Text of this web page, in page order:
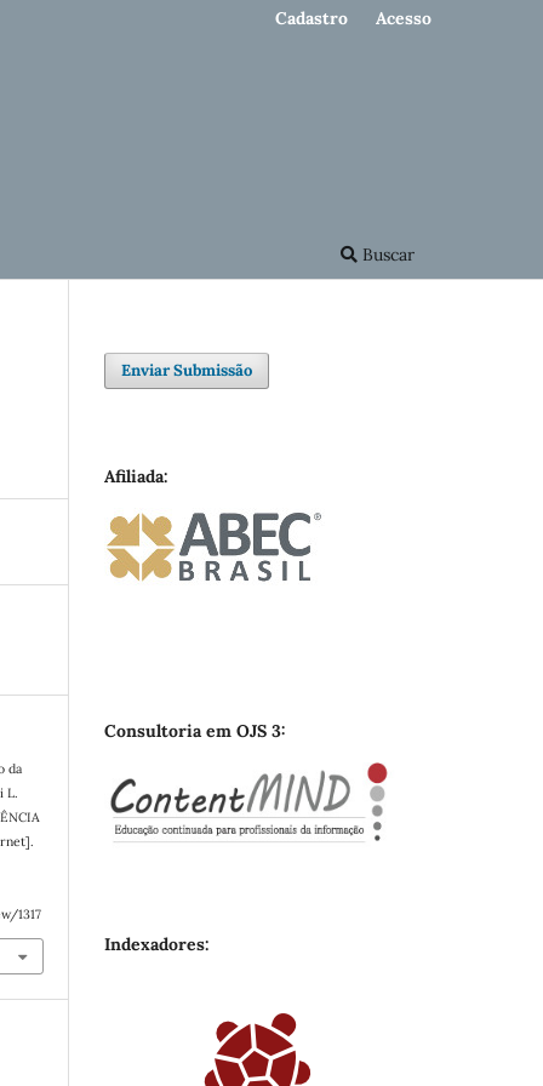
Buscar
Cadastro Acesso
da
L.
1317
Enviar Submissão
Afiliada:
Consultoria em OJS 3:
Indexadores: